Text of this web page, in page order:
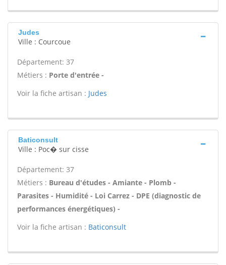
Judes
Ville : Courcoue
Département: 37
Métiers : Porte d'entrée -
Voir la fiche artisan : Judes
Baticonsult
Ville : Poc� sur cisse
Département: 37
Métiers : Bureau d'études - Amiante - Plomb -
Parasites - Humidité - Loi Carrez - DPE (diagnostic de
performances énergétiques) -
Voir la fiche artisan : Baticonsult